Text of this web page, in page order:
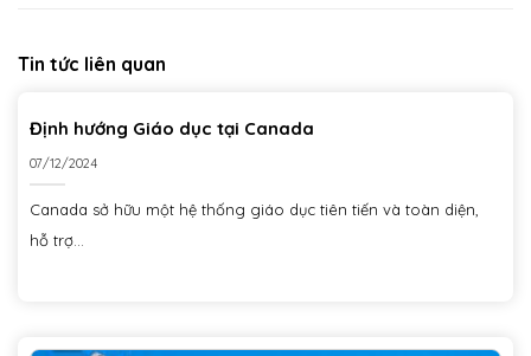
Tin tức liên quan
Định hướng Giáo dục tại Canada
07/12/2024
Canada sở hữu một hệ thống giáo dục tiên tiến và toàn diện,
hỗ trợ...